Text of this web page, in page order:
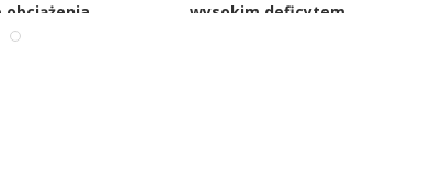
wysokim deficytem